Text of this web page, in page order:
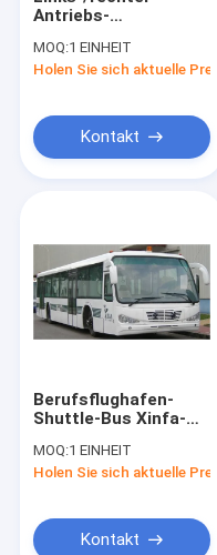
Antriebs-
Shuttle-Bus Xinfa-
Flughafen-
MOQ:1 EINHEIT
Holen Sie sich aktuelle Preis
Kontakt
Berufsflughafen-
Shuttle-Bus Xinfa-
Ausrüstung
10m*2.7m*3m
MOQ:1 EINHEIT
Holen Sie sich aktuelle Preis
Kontakt